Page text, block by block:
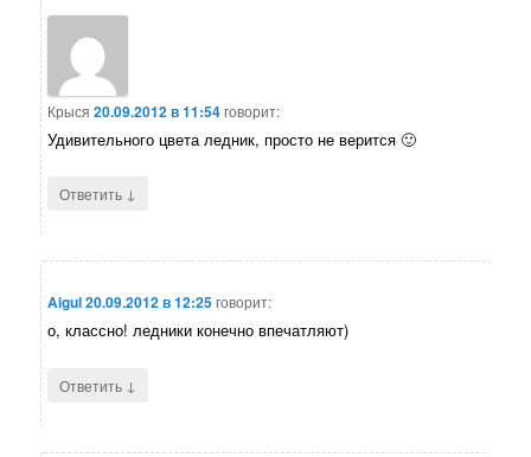
Крыся 20.09.2012 в 11:54говорит:
Удивительного цвета ледник, просто не верится 🙂
Ответить ↓
Aigul20.09.2012 в 12:25говорит:
о, классно! ледники конечно впечатляют)
Ответить ↓